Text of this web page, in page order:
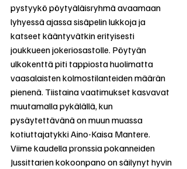
pystyykö pöytyäläisryhmä avaamaan
lyhyessä ajassa sisäpelin lukkoja ja
katseet kääntyvätkin erityisesti
joukkueen jokeriosastolle. Pöytyän
ulkokenttä piti tappiosta huolimatta
vaasalaisten kolmostilanteiden määrän
pienenä. Tiistaina vaatimukset kasvavat
muutamalla pykälällä, kun
pysäytettävänä on muun muassa
kotiuttajatykki Aino-Kaisa Mantere.
Viime kaudella pronssia pokanneiden
Jussittarien kokoonpano on säilynyt hyvin